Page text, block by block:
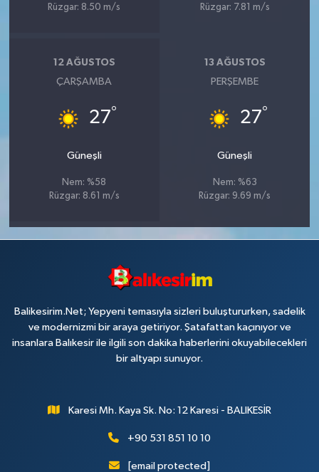
Rüzgar: 8.50 m/s
Rüzgar: 7.81 m/s
12 AĞUSTOS
ÇARŞAMBA
27°
Güneşli
Nem: %58
Rüzgar: 8.61 m/s
13 AĞUSTOS
PERŞEMBE
27°
Güneşli
Nem: %63
Rüzgar: 9.69 m/s
Balikesirim.Net; Yepyeni temasıyla sizleri buluştururken, sadelik
ve modernizmi bir araya getiriyor. Şatafattan kaçınıyor ve
insanlara Balıkesir ile ilgili son dakika haberlerini okuyabilecekleri
bir altyapı sunuyor.
Karesi Mh. Kaya Sk. No: 12 Karesi - BALIKESİR
+90 531 851 10 10
[email protected]